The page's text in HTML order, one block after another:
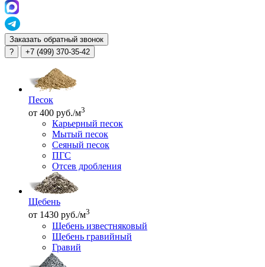
Заказать обратный звонок
?
+7 (499) 370-35-42
Песок
от 400 руб./м3
Карьерный песок
Мытый песок
Сеяный песок
ПГС
Отсев дробления
Щебень
от 1430 руб./м3
Щебень известняковый
Щебень гравийный
Гравий